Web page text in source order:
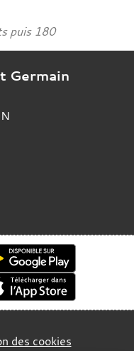
puis 180
Germain
des cookies